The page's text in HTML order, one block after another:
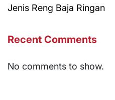
Jenis Reng Baja Ringan
Recent Comments
No comments to show.